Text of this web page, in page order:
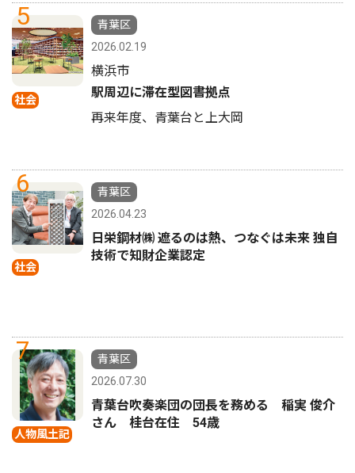
5
社会
青葉区
2026.02.19
横浜市
駅周辺に滞在型図書拠点
再来年度、青葉台と上大岡
6
社会
青葉区
2026.04.23
日栄鋼材㈱ 遮るのは熱、つなぐは未来 独自
技術で知財企業認定
7
人物風土記
青葉区
2026.07.30
青葉台吹奏楽団の団長を務める 稲実 俊介
さん 桂台在住 54歳